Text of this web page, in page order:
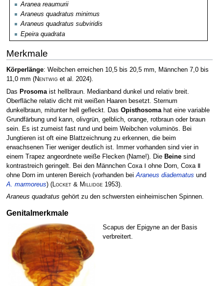
Aranea reaumurii
Araneus quadratus minimus
Araneus quadratus subviridis
Epeira quadrata
Merkmale
Körperlänge: Weibchen erreichen 10,5 bis 20,5 mm, Männchen 7,0 bis
11,0 mm (Nentwiget al. 2024).
Das Prosomaist hellbraun. Medianband dunkel und relativ breit.
Oberfläche relativ dicht mit weißen Haaren besetzt. Sternum
dunkelbraun, mitunter hell gefleckt. Das Opisthosomahat eine variable
Grundfärbung und kann, olivgrün, gelblich, orange, rotbraun oder braun
sein. Es ist zumeist fast rund und beim Weibchen voluminös. Bei
Jungtieren ist oft eine Blattzeichnung zu erkennen, die beim
erwachsenen Tier weniger deutlich ist. Immer vorhanden sind vier in
einem Trapez angeordnete weiße Flecken (Name!). Die Beinesind
kontrastreich geringelt. Bei den Männchen Coxa Ⅰ ohne Dorn, Coxa Ⅱ
ohne Dorn im unteren Bereich (vorhanden bei Araneus diadematus und
A. marmoreus) (Locket & Millidge1953).
Araneus quadratus gehört zu den schwersten einheimischen Spinnen.
Genitalmerkmale
Scapus der Epigyne an der Basis
verbreitert.